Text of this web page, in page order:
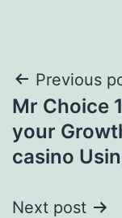
Previous
Mr Choice
your
casino
Next post